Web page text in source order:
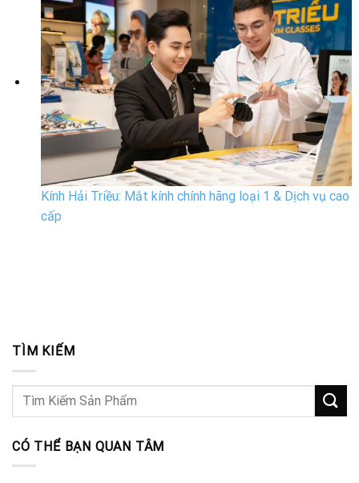
Kính Hải Triều: Mắt kính chính hãng loại 1 & Dịch vụ cao
cấp
TÌM KIẾM
CÓ THỂ BẠN QUAN TÂM